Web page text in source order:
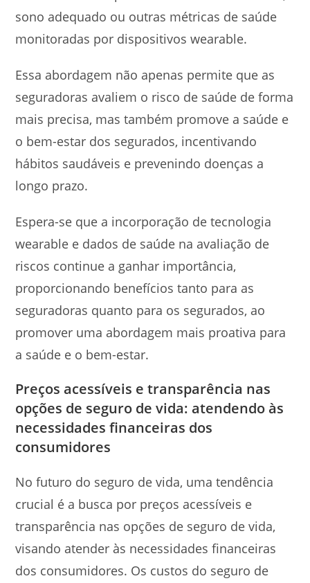
sono adequado ou outras métricas de saúde
monitoradas por dispositivos wearable.
Essa abordagem não apenas permite que as
seguradoras avaliem o risco de saúde de forma
mais precisa, mas também promove a saúde e
o bem-estar dos segurados, incentivando
hábitos saudáveis e prevenindo doenças a
longo prazo.
Espera-se que a incorporação de tecnologia
wearable e dados de saúde na avaliação de
riscos continue a ganhar importância,
proporcionando benefícios tanto para as
seguradoras quanto para os segurados, ao
promover uma abordagem mais proativa para
a saúde e o bem-estar.
Preços acessíveis e transparência nas
opções de seguro de vida: atendendo às
necessidades financeiras dos
consumidores
No futuro do seguro de vida, uma tendência
crucial é a busca por preços acessíveis e
transparência nas opções de seguro de vida,
visando atender às necessidades financeiras
dos consumidores. Os custos do seguro de